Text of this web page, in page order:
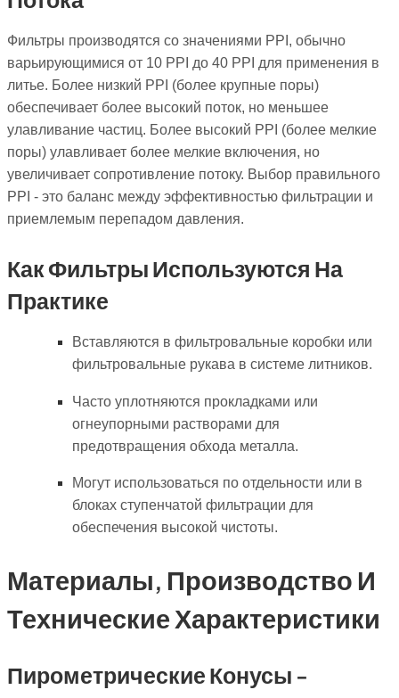
Фильтры производятся со значениями PPI, обычно
варьирующимися от 10 PPI до 40 PPI для применения в
литье. Более низкий PPI (более крупные поры)
обеспечивает более высокий поток, но меньшее
улавливание частиц. Более высокий PPI (более мелкие
поры) улавливает более мелкие включения, но
увеличивает сопротивление потоку. Выбор правильного
PPI - это баланс между эффективностью фильтрации и
приемлемым перепадом давления.
Как Фильтры Используются На
Практике
Вставляются в фильтровальные коробки или
фильтровальные рукава в системе литников.
Часто уплотняются прокладками или
огнеупорными растворами для
предотвращения обхода металла.
Могут использоваться по отдельности или в
блоках ступенчатой фильтрации для
обеспечения высокой чистоты.
Материалы, Производство И
Технические Характеристики
Пирометрические Конусы -